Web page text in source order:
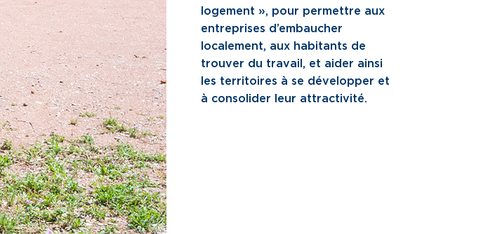
logement », pour permettre aux
entreprises d’embaucher
localement, aux habitants de
trouver du travail, et aider ainsi
les territoires à se développer et
à consolider leur attractivité.